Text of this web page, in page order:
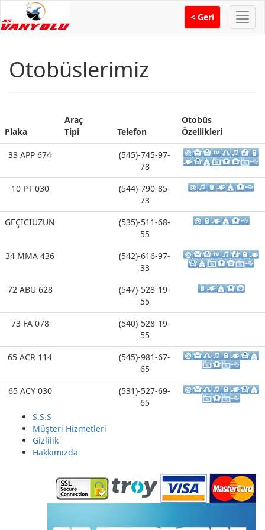
Menü
< Geri
Otobüslerimiz
Plaka
Araç
Tipi
Telefon
Otobüs
Özellikleri
Plaka
Telefon
Otobüs
Özellikleri
33 APP 674
(545)-745-97-
78
10 PT 030
(544)-790-85-
73
GEÇICIUZUN
(535)-511-68-
55
34 MMA 436
(542)-616-97-
33
72 ABU 628
(547)-528-19-
55
73 FA 078
(540)-528-19-
55
65 ACR 114
(545)-981-67-
65
65 ACY 030
(531)-527-69-
65
65 ADD 997
34 YK 8536
(505)-207-06-
65
(533)-575-53-
S.S.S
Müşteri Hizmetleri
Gizlilik
Hakkımızda